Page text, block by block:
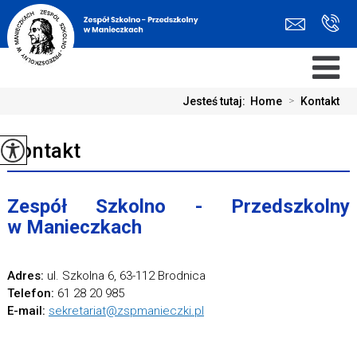
Jesteś tutaj: Home > Kontakt
Kontakt
Zespół Szkolno - Przedszkolny
w Manieczkach
Adres: ul. Szkolna 6, 63-112 Brodnica
Telefon: 61 28 20 985
E-mail: sekretariat@zspmanieczki.pl